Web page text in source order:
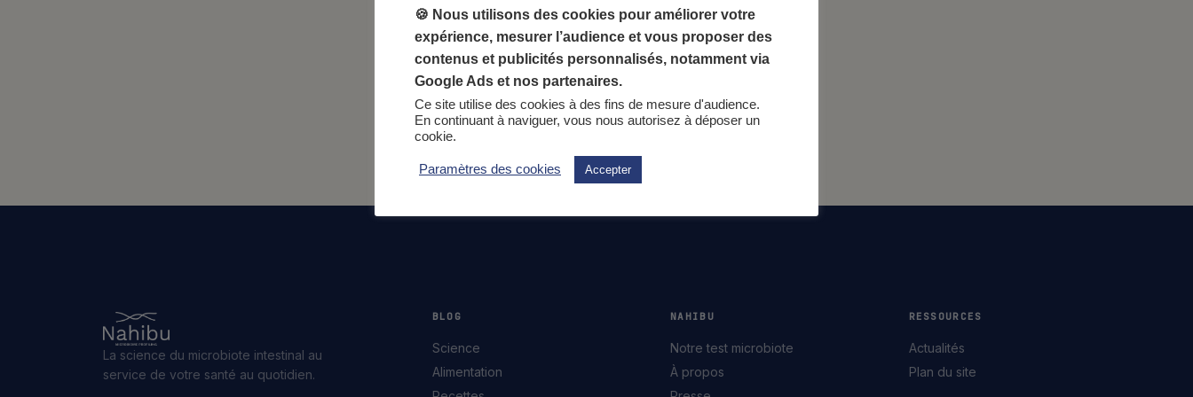
AUCUN ARTICLE DANS CETTE CATÉGORIE POUR LE MOMENT.
La science du microbiote intestinal au
service de votre santé au quotidien.
BLOG
Science
Alimentation
NAHIBU
Notre test microbiote
À propos
RESSOURCES
Actualités
Plan du site
🍪 Nous utilisons des cookies pour améliorer votre
expérience, mesurer l’audience et vous proposer des
contenus et publicités personnalisés, notamment via
Google Ads et nos partenaires.
Ce site utilise des cookies à des fins de mesure d'audience.
En continuant à naviguer, vous nous autorisez à déposer un
cookie.
Paramètres des cookies Accepter